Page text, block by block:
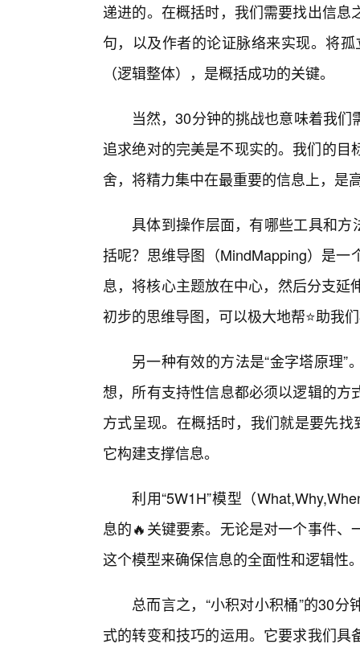
递进的。在概括时，我们需要找出信
句，以及作者的论证脉络来实现。将孤
（逻辑整体），是概括成功的关键。
当然，30分钟的挑战也意味着我
追求绝对的完美是不现实的。我们的目
舍，将精力集中在最重要的信息上，是
具体到操作层面，有哪些工具和方
括呢？思维导图（MindMapping）是
息，将核心主题放在中心，然后分支
初步的思维导图，可以极大地帮⭐助我
另一种有效的方法是“金字塔原理
想，所有支持性信息都必须以逻辑的
方式呈现。在概括时，我们就是要先
它构建支撑信息。
利用“5W1H”模型（
息的🔥关键要素。无论是对一个事件
这个模型来确保信息的全面性和逻辑性
总而言之，“小积对小积桶”的30
式的转变和技巧的运用。它要求我们